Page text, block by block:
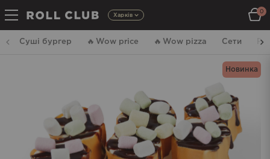
Харків
0
Суші бургер 🔥 Wow price 🔥 Wow pizza Сети
Новинка